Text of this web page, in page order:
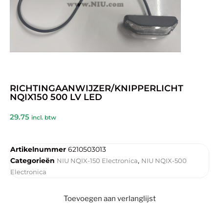
RICHTINGAANWIJZER/KNIPPERLICHT
NQIX150 500 LV LED
29.75 incl. btw
Artikelnummer 6210503013
Categorieën NIU NQIX-150 Electronica, NIU NQIX-500
Electronica
Toevoegen aan verlanglijst